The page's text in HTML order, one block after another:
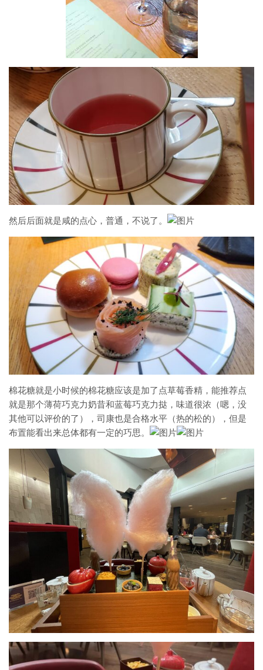
然后后面就是咸的点心，普通，不说了。
棉花糖就是小时候的棉花糖应该是加了点草莓香精，能推荐点
就是那个薄荷巧克力奶昔和蓝莓巧克力挞，味道很浓（嗯，没
其他可以评价的了），司康也是合格水平（热的松的），但是
布置能看出来总体都有一定的巧思。